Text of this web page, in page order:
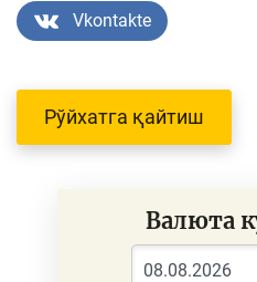
Vkontakte
Рўйхатга қайтиш
Валюта